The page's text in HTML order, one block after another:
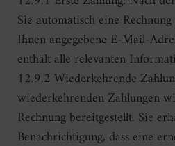
Sie automatisch eine
Ihnen angegebene E-Mail-
enthält alle relevanten
12.9.2 Wiederkehrende
wiederkehrenden Zahlungen
Rechnung bereitgestellt. Sie
Benachrichtigung, dass eine